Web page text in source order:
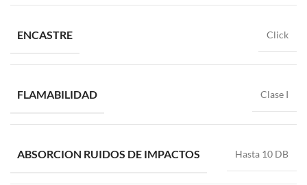
ENCASTRE Click
FLAMABILIDAD Clase I
ABSORCION RUIDOS DE IMPACTOS Hasta 10 DB